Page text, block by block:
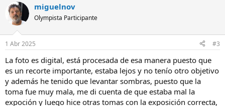
c
c
e
:
miguelnov
Olympista Participante
1 Abr 2025 #3
La foto es digital, está procesada de esa manera puesto que
es un recorte importante, estaba lejos y no tenío otro objetivo
y además he tenido que levantar sombras, puesto que la
toma fue muy mala, me di cuenta de que estaba mal la
expoción y luego hice otras tomas con la exposición correcta,